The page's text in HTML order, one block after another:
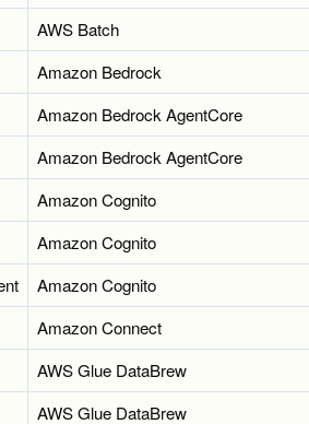
AWS Batch
Amazon Bedrock
Amazon Bedrock AgentCore
Amazon Bedrock AgentCore
Amazon Cognito
Amazon Cognito
Amazon Cognito
Amazon Connect
AWS Glue DataBrew
AWS Glue DataBrew